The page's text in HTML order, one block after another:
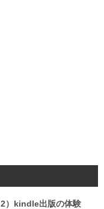
）kindle出版の体験